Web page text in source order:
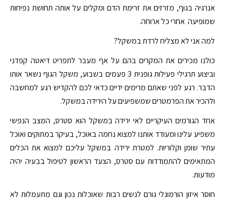
אנרגיה בגוף, מזרזים את זרימת הדם ומקלים על אותה תחושת נפיחות
שמופיעה אחרי כל ארוחה.
למה אני לא מצליח לרדת במשקל?
כולנו מכירים את המקרים בהם על אף מעבר לתפריט דיאטה קפדני
וביצוע תרגילי פעילות גופנית 3 פעמים בשבוע, משקל הגוף נשאר אותו
הדבר. רגע לפני שאתם מרימים ידיים כדאי לכם להקדיש רגע למחשבה
ולהכיר את הפרמטרים שמשפיעים על הירידה במשקל.
אחד הגורמים העיקריים לאי ירידה במשקל הוא סטרס, המצב הנפשי
משפיע עלינו ומעודד אותנו למצוא נחמה באוכל, בעיקר במתוקים ואוכל
עתיר שומן וקלוריות. למטרת ירידה במשקל עליכם למצוא את הכלים
המתאימים להתמודדות עם סטרס, הצעד הראשון לטיפול בבעיה יהיה
מודעות.
חוסר איזון הורמונלי גורם לנשים רבות שאוכלות נכון וגם מתעמלות לא